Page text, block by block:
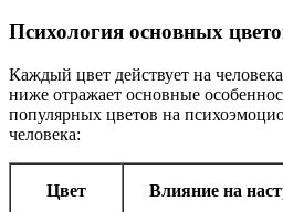
Психология основных
Каждый цвет действует на
ниже отражает основные
популярных цветов на
человека:
Цвет Влияние на